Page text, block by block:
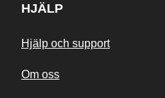
HJÄLP
Hjälp och support
Om oss